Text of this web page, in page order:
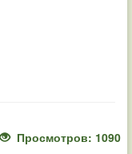
Просмотров: 1090